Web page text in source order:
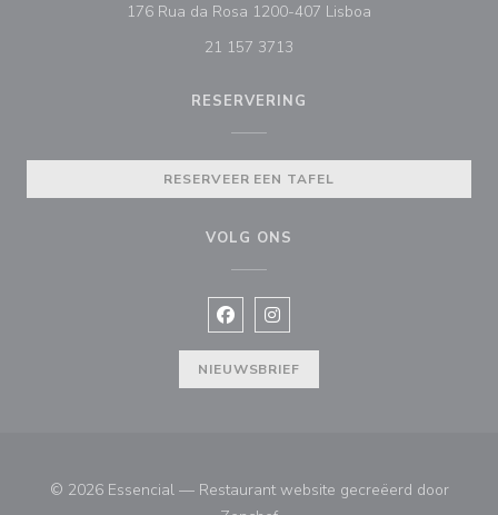
176 Rua da Rosa 1200-407 Lisboa
21 157 3713
RESERVERING
RESERVEER EEN TAFEL
VOLG ONS
Facebook ((opent in een nieuw
Instagram ((opent in een
NIEUWSBRIEF
© 2026 Essencial — Restaurant website gecreëerd door